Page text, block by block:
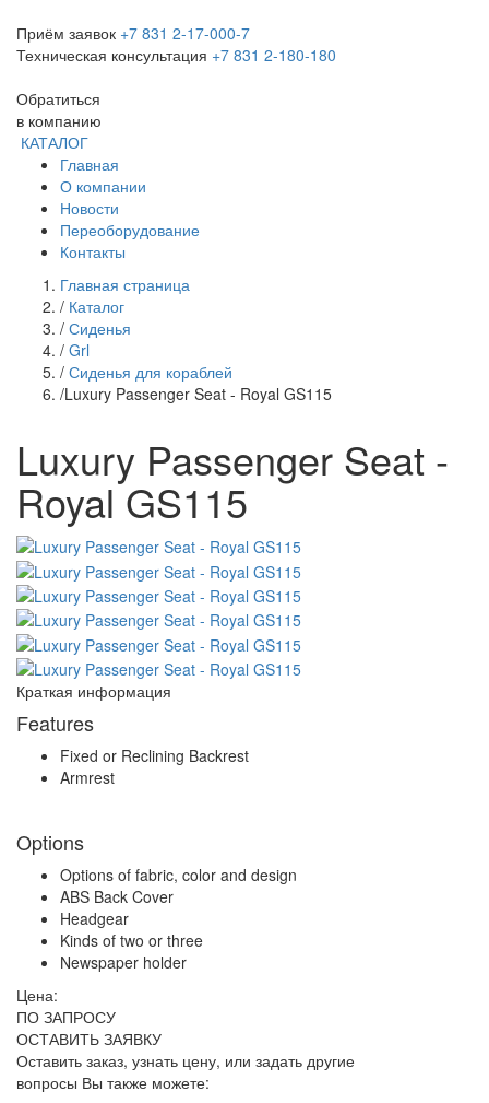
Приём заявок +7 831 2-17-000-7
Техническая консультация +7 831 2-180-180
Обратиться
в компанию
КАТАЛОГ
Главная
О компании
Новости
Переоборудование
Контакты
Главная страница
/ Каталог
/ Сиденья
/ Grl
/ Сиденья для кораблей
/Luxury Passenger Seat - Royal GS115
Luxury Passenger Seat -
Royal GS115
Краткая информация
Features
Fixed or Reclining Backrest
Armrest
Options
Options of fabric, color and design
ABS Back Cover
Headgear
Kinds of two or three
Newspaper holder
Цена:
ПО ЗАПРОСУ
ОСТАВИТЬ ЗАЯВКУ
Оставить заказ, узнать цену, или задать другие
вопросы Вы также можете: